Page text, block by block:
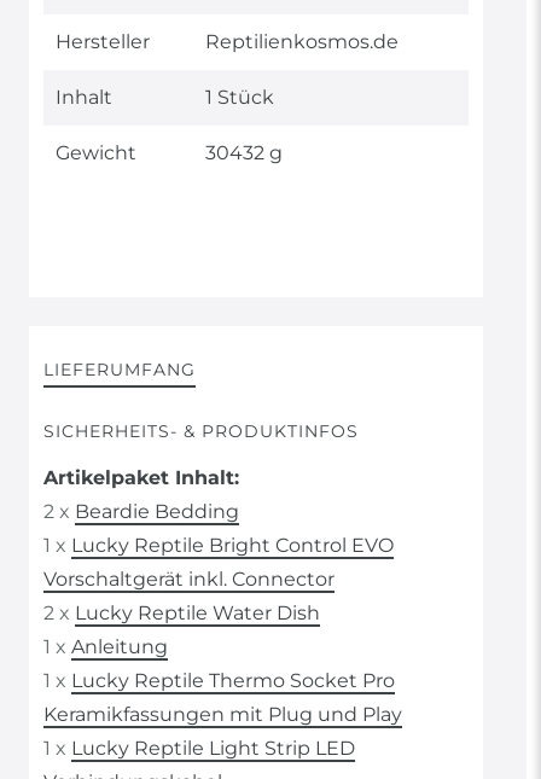
Hersteller Reptilienkosmos.de
Inhalt 1 Stück
Gewicht 30432 g
LIEFERUMFANG
SICHERHEITS- & PRODUKTINFOS
Artikelpaket Inhalt:
2 x Beardie Bedding
1 x Lucky Reptile Bright Control EVO
Vorschaltgerät inkl. Connector
2 x Lucky Reptile Water Dish
1 x Anleitung
1 x Lucky Reptile Thermo Socket Pro
Keramikfassungen mit Plug und Play
1 x Lucky Reptile Light Strip LED